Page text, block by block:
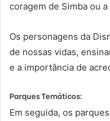
coragem de Simba ou a
Os personagens da
de nossas vidas,
e a importância de
Parques Temáticos:
Em seguida, os